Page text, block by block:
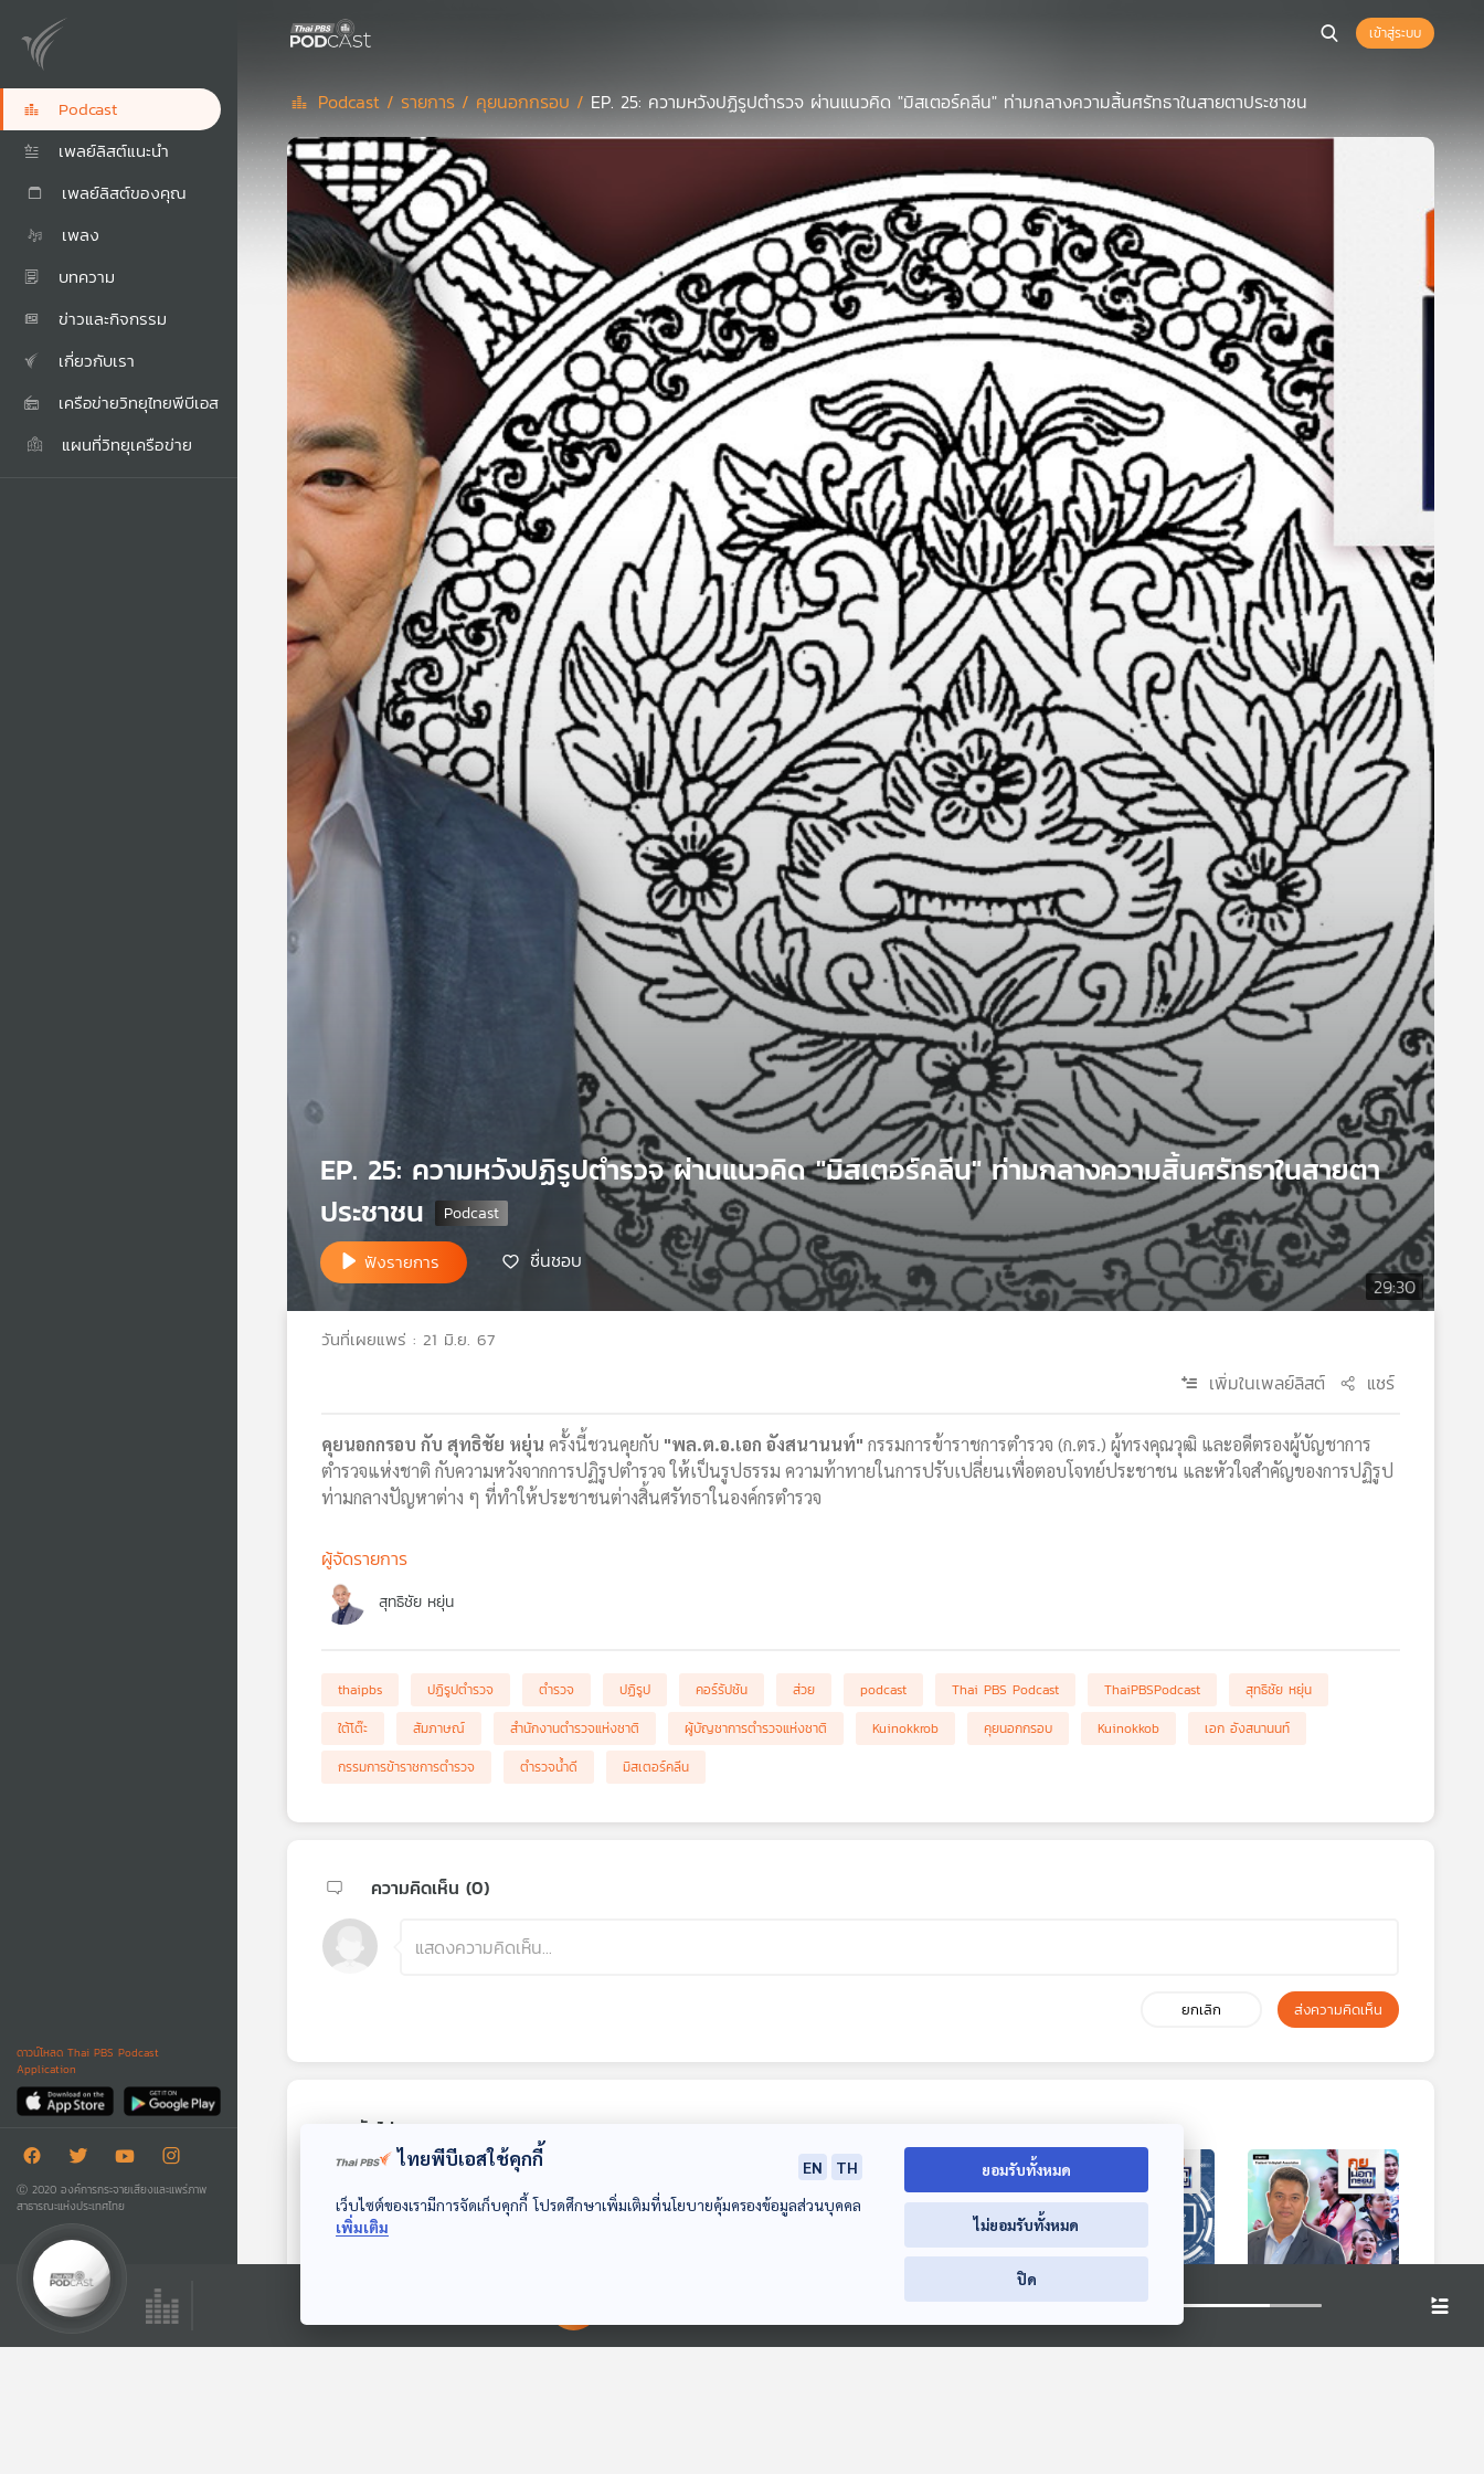
Podcast
เพลย์ลิสต์แนะนำ
เพลย์ลิสต์ของคุณ
เพลง
บทความ
ข่าวและกิจกรรม
เกี่ยวกับเรา
เครือข่ายวิทยุไทยพีบีเอส
แผนที่วิทยุเครือข่าย
ดาวน์โหลด Thai PBS Podcast
Application
Ⓒ 2020 องค์การกระจายเสียงและแพร่ภาพ
สาธารณะแห่งประเทศไทย
เข้าสู่ระบบ
Podcast / รายการ / คุยนอกกรอบ / EP. 25: ความหวังปฏิรูปตำรวจ ผ่านแนวคิด "มิสเตอร์คลีน" ท่ามกลางความสิ้นศรัทธาในสายตาประชาชน
29:30
EP. 25: ความหวังปฏิรูปตำรวจ ผ่านแนวคิด "มิสเตอร์คลีน" ท่ามกลางความสิ้นศรัทธาในสายตา
ประชาชน
ฟังรายการ ชื่นชอบ
วันที่เผยแพร่ : 21 มิ.ย. 67
เพิ่มในเพลย์ลิสต์ แชร์
คุยนอกกรอบ กับ สุทธิชัย หยุ่น ครั้งนี้ชวนคุยกับ "พล.ต.อ.เอก อังสนานนท์" กรรมการข้าราชการตำรวจ (ก.ตร.) ผู้ทรงคุณวุฒิ และอดีตรองผู้บัญชาการ
ตำรวจแห่งชาติ กับความหวังจากการปฏิรูปตำรวจ ให้เป็นรูปธรรม ความท้าทายในการปรับเปลี่ยนเพื่อตอบโจทย์ประชาชน และหัวใจสำคัญของการปฏิรูป
ท่ามกลางปัญหาต่าง ๆ ที่ทำให้ประชาชนต่างสิ้นศรัทธาในองค์กรตำรวจ
ผู้จัดรายการ
สุทธิชัย หยุ่น
thaipbs ปฏิรูปตำรวจ ตำรวจ ปฏิรูป คอร์รัปชัน ส่วย podcast Thai PBS Podcast ThaiPBSPodcast
สุทธิชัย หยุ่น
ใต้โต๊ะ
สัมภาษณ์ สำนักงานตำรวจแห่งชาติ ผู้บัญชาการตำรวจแห่งชาติ Kuinokkrob คุยนอกกรอบ Kuinokkob
เอก อังสนานนท์
กรรมการข้าราชการตำรวจ
ตำรวจน้ำดี มิสเตอร์คลีน
ความคิดเห็น (0)
ยกเลิก ส่งความคิดเห็น
ตอนถัดไป
EP. 26: ประเทศไทย
ภายใต้กับดักด้าน
EP. 27: ท้อแท้ สิ้น
หวัง ตลาดหุ้นหัวใจ
EP. 28: เอไอ เปลี่ยน
โลก เปลี่ยนชีวิตคน
EP. 29: รู้เท่าทันเอไอ
(AI) ก่อนที่คนไทยจะ
EP. 30: โรงเรียน
ต้นแบบ กทม. ภารกิจ
วอลเลย์บอลหญิงไทย
00:00:00
ไทยพีบีเอสใช้คุกกี้ EN
TH
เว็บไซต์ของเรามีการจัดเก็บคุกกี้ โปรดศึกษาเพิ่มเติมที่นโยบายคุ้มครองข้อมูลส่วนบุคคล
เพิ่มเติม
ยอมรับทั้งหมด
ไม่ยอมรับทั้งหมด
ปิด